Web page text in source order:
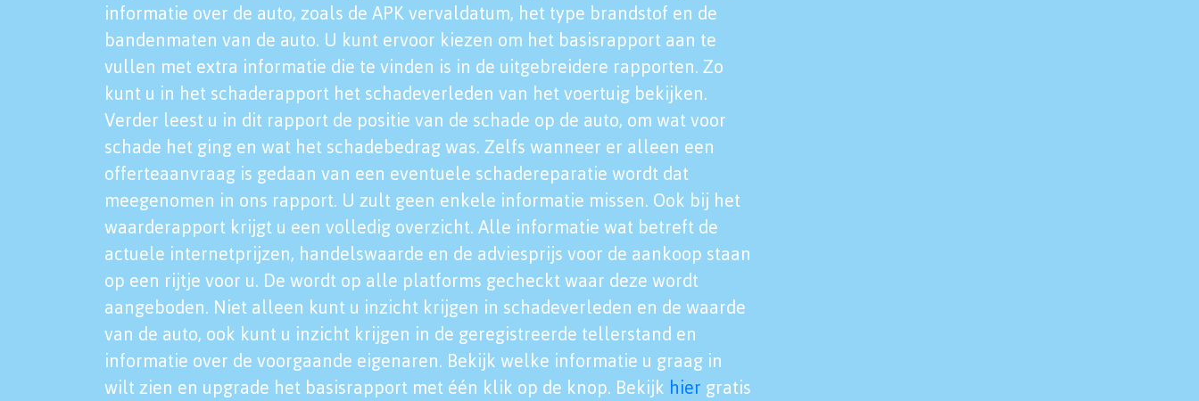
informatie over de auto, zoals de APK vervaldatum, het type brandstof en de
bandenmaten van de auto. U kunt ervoor kiezen om het basisrapport aan te
vullen met extra informatie die te vinden is in de uitgebreidere rapporten. Zo
kunt u in het schaderapport het schadeverleden van het voertuig bekijken.
Verder leest u in dit rapport de positie van de schade op de auto, om wat voor
schade het ging en wat het schadebedrag was. Zelfs wanneer er alleen een
offerteaanvraag is gedaan van een eventuele schadereparatie wordt dat
meegenomen in ons rapport. U zult geen enkele informatie missen. Ook bij het
waarderapport krijgt u een volledig overzicht. Alle informatie wat betreft de
actuele internetprijzen, handelswaarde en de adviesprijs voor de aankoop staan
op een rijtje voor u. De wordt op alle platforms gecheckt waar deze wordt
aangeboden. Niet alleen kunt u inzicht krijgen in schadeverleden en de waarde
van de auto, ook kunt u inzicht krijgen in de geregistreerde tellerstand en
informatie over de voorgaande eigenaren. Bekijk welke informatie u graag in
wilt zien en upgrade het basisrapport met één klik op de knop. Bekijk hier gratis